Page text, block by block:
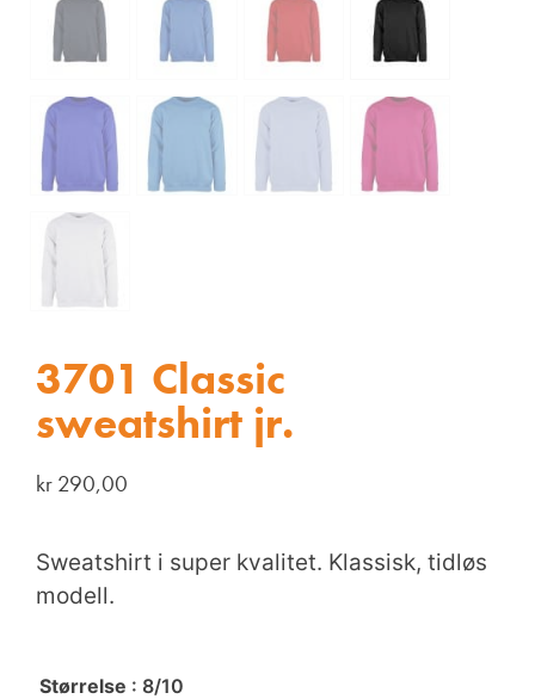
3701 Classic
sweatshirt jr.
kr 290,00
Sweatshirt i super kvalitet. Klassisk, tidløs
modell.
Størrelse : 8/10